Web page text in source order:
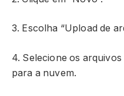
3. Escolha “Upload de
4. Selecione os
para a nuvem.